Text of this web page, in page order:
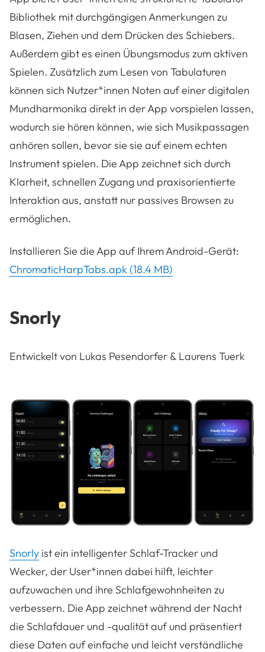
Bibliothek mit durchgängigen Anmerkungen zu
Blasen, Ziehen und dem Drücken des Schiebers.
Außerdem gibt es einen Übungsmodus zum aktiven
Spielen. Zusätzlich zum Lesen von Tabulaturen
können sich Nutzer*innen Noten auf einer digitalen
Mundharmonika direkt in der App vorspielen lassen,
wodurch sie hören können, wie sich Musikpassagen
anhören sollen, bevor sie sie auf einem echten
Instrument spielen. Die App zeichnet sich durch
Klarheit, schnellen Zugang und praxisorientierte
Interaktion aus, anstatt nur passives Browsen zu
ermöglichen.
Installieren Sie die App auf Ihrem Android-Gerät:
ChromaticHarpTabs.apk (18.4 MB)
Snorly
Entwickelt von Lukas Pesendorfer & Laurens Tuerk
Snorly ist ein intelligenter Schlaf-Tracker und
Wecker, der User*innen dabei hilft, leichter
aufzuwachen und ihre Schlafgewohnheiten zu
verbessern. Die App zeichnet während der Nacht
die Schlafdauer und -qualität auf und präsentiert
diese Daten auf einfache und leicht verständliche